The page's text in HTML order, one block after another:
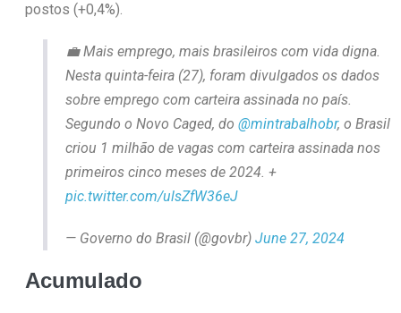
postos (+0,4%).
💼 Mais emprego, mais brasileiros com vida digna.
Nesta quinta-feira (27), foram divulgados os dados
sobre emprego com carteira assinada no país.
Segundo o Novo Caged, do @mintrabalhobr, o Brasil
criou 1 milhão de vagas com carteira assinada nos
primeiros cinco meses de 2024. +
pic.twitter.com/ulsZfW36eJ
— Governo do Brasil (@govbr) June 27, 2024
Acumulado